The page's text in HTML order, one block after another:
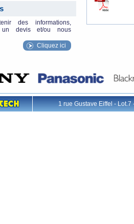
des informations,
un devis et/ou nous
Cliquez ici
1 rue Gustave Eiffel -